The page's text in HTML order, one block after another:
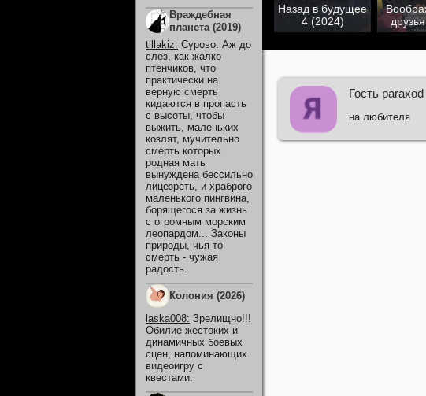
Назад в будущее
4 (2024)
Гость paraxod
на любителя
Враждебная
планета (2019)
tillakiz: Сурово. Аж до
слез, как жалко
птенчиков, что
практически на
верную смерть
кидаются в пропасть
с высоты, чтобы
выжить, маленьких
козлят, мучительно
смерть которых
родная мать
вынуждена бессильно
лицезреть, и храброго
маленького пингвина,
борящегося за жизнь
с огромным морским
леопардом... Законы
природы, чья-то
смерть - чужая
радость.
Колония (2026)
laska008: Зрелищно!!!
Обилие жестоких и
динамичных боевых
сцен, напоминающих
видеоигру с
квестами.